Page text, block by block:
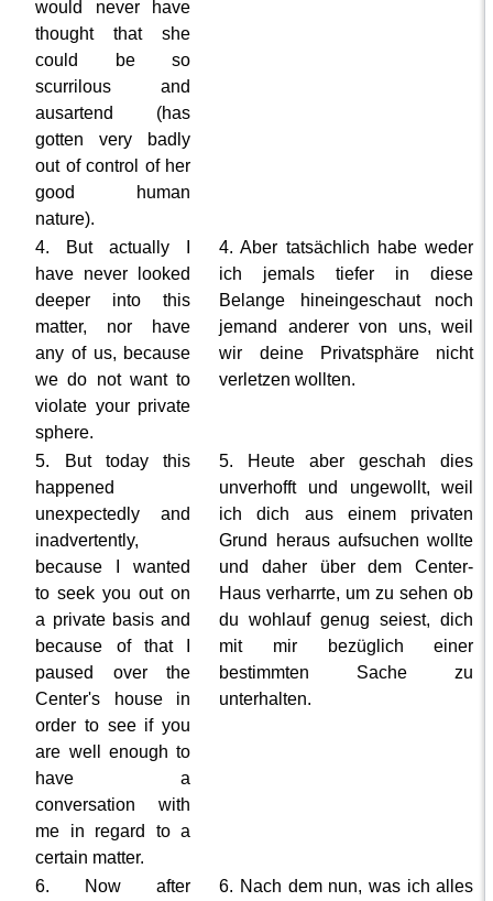
would never have
thought that she
could be so
scurrilous and
ausartend (has
gotten very badly
out of control of her
good human
nature).
4. But actually I
have never looked
deeper into this
matter, nor have
any of us, because
we do not want to
violate your private
sphere.
4. Aber tatsächlich habe weder
ich jemals tiefer in diese
Belange hineingeschaut noch
jemand anderer von uns, weil
wir deine Privatsphäre nicht
verletzen wollten.
5. But today this
happened
unexpectedly and
inadvertently,
because I wanted
to seek you out on
a private basis and
because of that I
paused over the
Center's house in
order to see if you
are well enough to
have a
conversation with
me in regard to a
certain matter.
5. Heute aber geschah dies
unverhofft und ungewollt, weil
ich dich aus einem privaten
Grund heraus aufsuchen wollte
und daher über dem Center-
Haus verharrte, um zu sehen ob
du wohlauf genug seiest, dich
mit mir bezüglich einer
bestimmten Sache zu
unterhalten.
6. Now after
6. Nach dem nun, was ich alles